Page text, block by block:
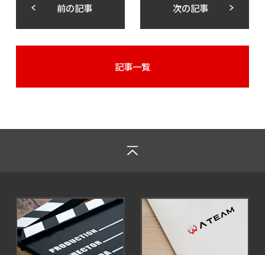
前の記事 次の記事
記事一覧